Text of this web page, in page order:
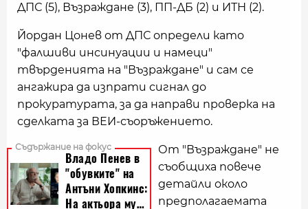
ДПС (5), Възраждане (3), ПП-ДБ (2) и ИТН (2).
Йордан Цонев от ДПС определи като
"фалшиви инсинуации и намеци"
твърденията на "Възраждане" и сам се
ангажира да изпрати сигнал до
прокуратурата, за да направи проверка на
сделката за ВЕИ-съоръжението.
От "Възраждане" не
съобщиха повече
детайли около
предполагаемата